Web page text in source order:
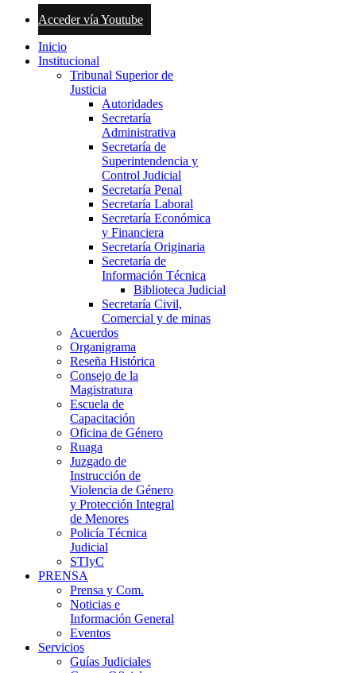
Acceder vía Youtube
Inicio
Institucional
Tribunal Superior de
Justicia
Autoridades
Secretaría
Administrativa
Secretaría de
Superintendencia y
Control Judicial
Secretaría Penal
Secretaría Laboral
Secretaría Económica
y Financiera
Secretaría Originaria
Secretaría de
Información Técnica
Biblioteca Judicial
Secretaría Civil,
Comercial y de minas
Acuerdos
Organigrama
Reseña Histórica
Consejo de la
Magistratura
Escuela de
Capacitación
Oficina de Género
Ruaga
Juzgado de
Instrucción de
Violencia de Género
y Protección Integral
de Menores
Policía Técnica
Judicial
STIyC
PRENSA
Prensa y Com.
Noticias e
Información General
Eventos
Servicios
Guías Judiciales